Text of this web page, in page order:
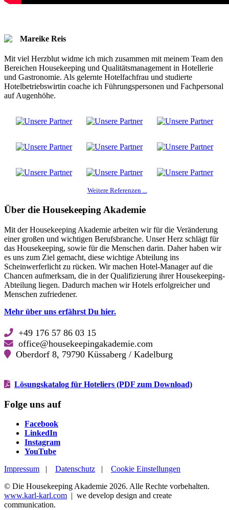
Mareike Reis
Mit viel Herzblut widme ich mich zusammen mit meinem Team den
Bereichen Housekeeping und Qualitätsmanagement in Hotellerie
und Gastronomie. Als gelernte Hotelfachfrau und studierte
Hotelbetriebswirtin coache ich Führungspersonen und Fachpersonal
auf Augenhöhe.
Weitere Referenzen ...
Über die Housekeeping Akademie
Mit der Housekeeping Akademie arbeiten wir für die Veränderung
einer großen und wichtigen Berufsbranche. Unser Herz schlägt für
das Housekeeping, sowie für die Menschen darin. Daher haben wir
es uns zum Ziel gemacht, diese wichtige Abteilung ins
Scheinwerferlicht zu rücken. Wir machen Hotel-Manager auf die
Chancen aufmerksam, die in der Qualifizierung ihrer Housekeeping-
Abteilung liegen. Dadurch machen wir Hotels erfolgreicher und
Menschen zufriedener.
Mehr über uns erfährst Du hier.
+49 176 57 86 03 15
office@housekeepingakademie.com
Oberdorf 8, 79790 Küssaberg / Kadelburg
Lösungskatalog für Hoteliers (PDF zum Download)
Folge uns auf
FacebookFacebook
LinkedIn
InstagramInstagram
YouTubeYouTube
Impressum | Datenschutz | Cookie Einstellungen
© Die Housekeeping Akademie 2026. Alle Rechte vorbehalten.
www.karl-karl.com | we develop design and create
communication.